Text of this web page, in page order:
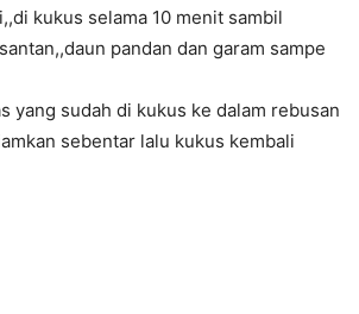
kukus selama 10 menit sambil
pandan dan garam sampe
yang sudah di kukus ke dalam rebusan
sebentar lalu kukus kembali